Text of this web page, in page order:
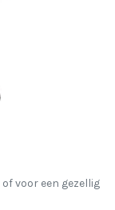
voor een gezellig